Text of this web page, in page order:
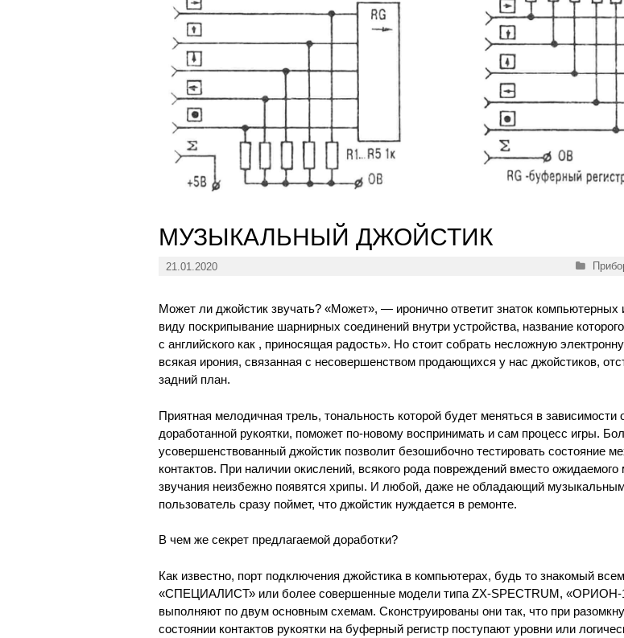
МУЗЫКАЛЬНЫЙ ДЖОЙСТИК
21.01.2020
Может ли джойстик звучать? «Может», — иронично ответит знаток компьютерных
виду поскрипывание шарнирных соединений внутри устройства, название
с английского как , приносящая радость». Но стоит собрать несложную
всякая ирония, связанная с несовершенством продающихся у нас джойстиков,
задний план.
Приятная мелодичная трель, тональность которой будет меняться в зависимости
доработанной рукоятки, поможет по-новому воспринимать и сам процесс игры.
усовершенствованный джойстик позволит безошибочно тестировать состояние
контактов. При наличии окислений, всякого рода повреждений вместо ожидаемого
звучания неизбежно появятся хрипы. И любой, даже не обладающий
пользователь сразу поймет, что джойстик нуждается в ремонте.
В чем же секрет предлагаемой доработки?
Как известно, порт подключения джойстика в компьютерах, будь то знакомый всем
«СПЕЦИАЛИСТ» или более совершенные модели типа ZX-SPECTRUM, «ОРИОН-
выполняют по двум основным схемам. Сконструированы они так, что при
состоянии контактов рукоятки на буферный регистр поступают уровни или